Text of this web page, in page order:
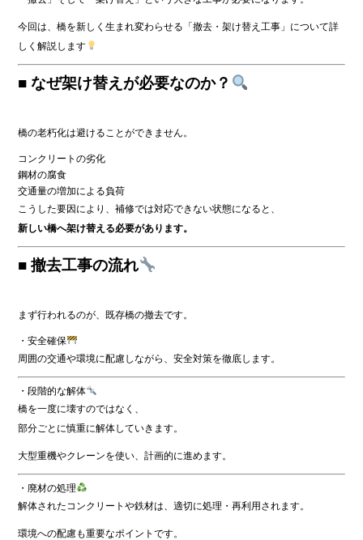
今回は、橋を新しく生まれ変わらせる「撤去・架け替え工事」について詳
しく解説します
■ なぜ架け替えが必要なのか？
橋の老朽化は避けることができません。
コンクリートの劣化
鋼材の腐食
交通量の増加による負荷
こうした要因により、補修では対応できない状態になると、
新しい橋へ架け替える必要があります。
■ 撤去工事の流れ
まず行われるのが、既存橋の撤去です。
・安全確保
周囲の交通や環境に配慮しながら、安全対策を徹底します。
・段階的な解体
橋を一度に壊すのではなく、
部分ごとに慎重に解体していきます。
大型重機やクレーンを使い、計画的に進めます。
・廃材の処理
解体されたコンクリートや鉄材は、適切に処理・再利用されます。
環境への配慮も重要なポイントです。